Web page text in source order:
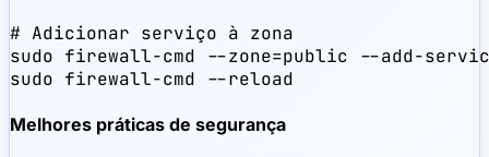
# Adicionar serviço à zona
sudo firewall-cmd --zone=public --add-
sudo firewall-cmd --reload
Melhores práticas de segurança